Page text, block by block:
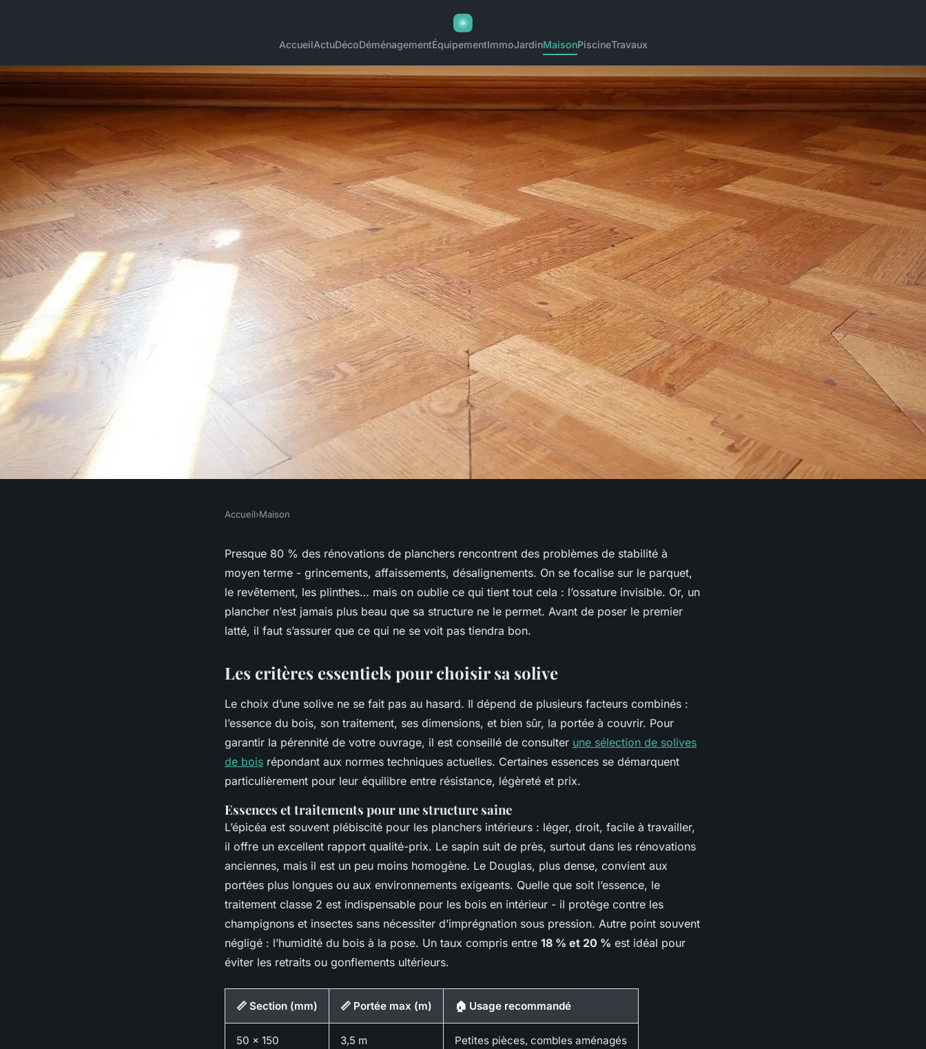
AccueilActuDécoDéménagementÉquipementImmoJardinMaisonPiscineTravaux
Les meilleures solives pour un
plancher en bois optimal
Accueil›Maison
Presque 80 % des rénovations de planchers rencontrent des problèmes de stabilité à
moyen terme - grincements, affaissements, désalignements. On se focalise sur le parquet,
le revêtement, les plinthes… mais on oublie ce qui tient tout cela : l’ossature invisible. Or, un
plancher n’est jamais plus beau que sa structure ne le permet. Avant de poser le premier
latté, il faut s’assurer que ce qui ne se voit pas tiendra bon.
Les critères essentiels pour choisir sa solive
Le choix d’une solive ne se fait pas au hasard. Il dépend de plusieurs facteurs combinés :
l’essence du bois, son traitement, ses dimensions, et bien sûr, la portée à couvrir. Pour
garantir la pérennité de votre ouvrage, il est conseillé de consulter une sélection de solives
de bois répondant aux normes techniques actuelles. Certaines essences se démarquent
particulièrement pour leur équilibre entre résistance, légèreté et prix.
Essences et traitements pour une structure saine
L’épicéa est souvent plébiscité pour les planchers intérieurs : léger, droit, facile à travailler,
il offre un excellent rapport qualité-prix. Le sapin suit de près, surtout dans les rénovations
anciennes, mais il est un peu moins homogène. Le Douglas, plus dense, convient aux
portées plus longues ou aux environnements exigeants. Quelle que soit l’essence, le
traitement classe 2 est indispensable pour les bois en intérieur - il protège contre les
champignons et insectes sans nécessiter d’imprégnation sous pression. Autre point souvent
négligé : l’humidité du bois à la pose. Un taux compris entre 18 % et 20 % est idéal pour
éviter les retraits ou gonflements ultérieurs.
📏 Section (mm) 📏 Portée max (m) 🏠 Usage recommandé
50 x 150 3,5 m Petites pièces, combles aménagés